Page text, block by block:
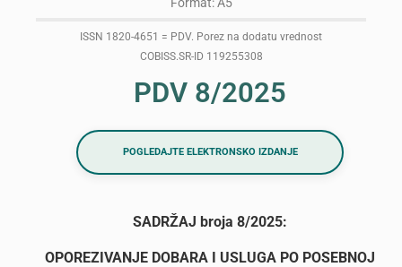
ISSN 1820-4651 = PDV. Porez na dodatu vrednost
COBISS.SR-ID 119255308
PDV 8/2025
POGLEDAJTE ELEKTRONSKO IZDANJE
SADRŽAJ broja 8/2025:
OPOREZIVANJE DOBARA I USLUGA PO POSEBNOJ